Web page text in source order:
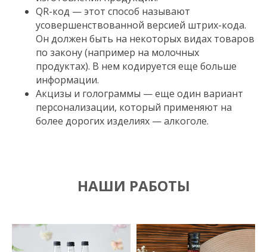
QR-код — этот способ называют
усовершенствованной версией штрих-кода.
Он должен быть на некоторых видах товаров
по закону (например на молочных
продуктах). В нем кодируется еще больше
информации.
Акцизы и голограммы — еще один вариант
персонализации, который применяют на
более дорогих изделиях — алкоголе.
НАШИ РАБОТЫ